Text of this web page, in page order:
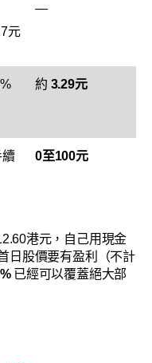
元
—
約 3.29元
0至100元
港元，自己用現金
日股價要有盈利（不計
已經可以覆蓋絕大部